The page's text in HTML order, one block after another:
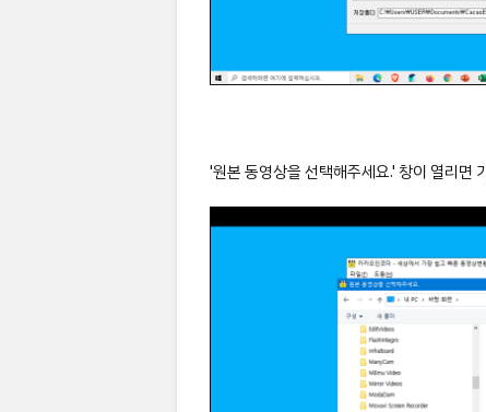
'원본 동영상을 선택해주세요.' 창이 열리면